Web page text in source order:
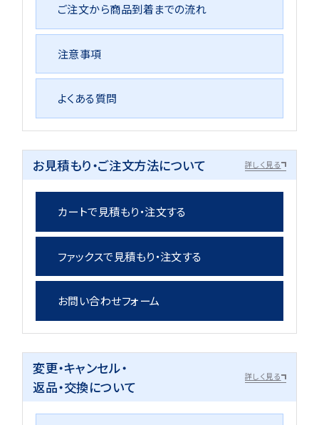
ご注文から商品到着までの流れ
注意事項
よくある質問
お見積もり・ご注文方法について 詳しく見る
カートで見積もり・注文する
ファックスで見積もり・注文する
お問い合わせフォーム
変更・キャンセル・
返品・交換について
詳しく見る